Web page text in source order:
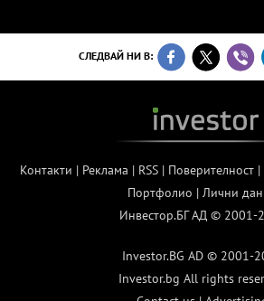
СЛЕДВАЙ НИ В:
Контакти | Реклама | RSS| Поверителност|
Портфолио | Лични
Инвестор.БГ АД © 2001-
Investor.BG AD © 2001-
Investor.bg All rights